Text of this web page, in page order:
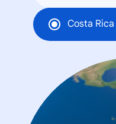
Costa Rica